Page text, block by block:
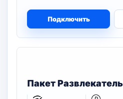
Подключить
Пакет